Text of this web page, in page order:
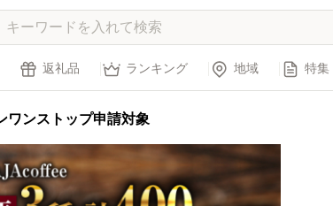
返礼品 ランキング 地域 特集
ワンストップ申請対象